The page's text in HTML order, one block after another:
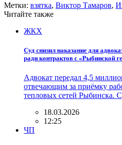
Метки: взятка, Виктор Тамаров,
Читайте также
ЖКХ
Суд снизил наказание для
ради контрактов с «Рыбинской
Адвокат передал 4,5
отвечающим за приёмку
тепловых сетей Рыбинска.
18.03.2026
12:25
ЧП